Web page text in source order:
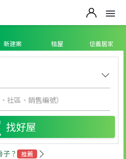
新建案 租屋 信義居家
找好屋
？ 推薦